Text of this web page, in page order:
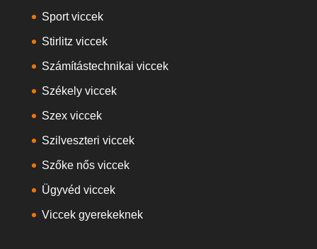
Sport viccek
Stirlitz viccek
Számítástechnikai viccek
Székely viccek
Szex viccek
Szilveszteri viccek
Szőke nős viccek
Ügyvéd viccek
Viccek gyerekeknek